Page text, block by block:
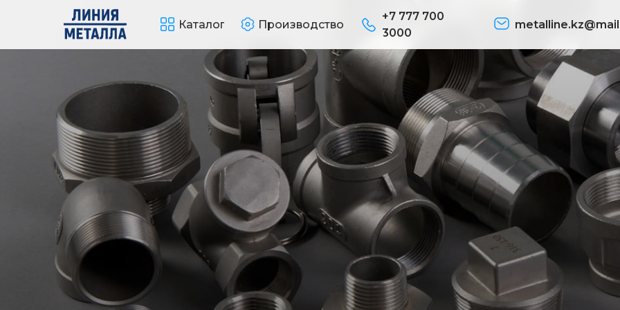
Каталог Производство
+7 777 700
3000
Получить расчет Контакты